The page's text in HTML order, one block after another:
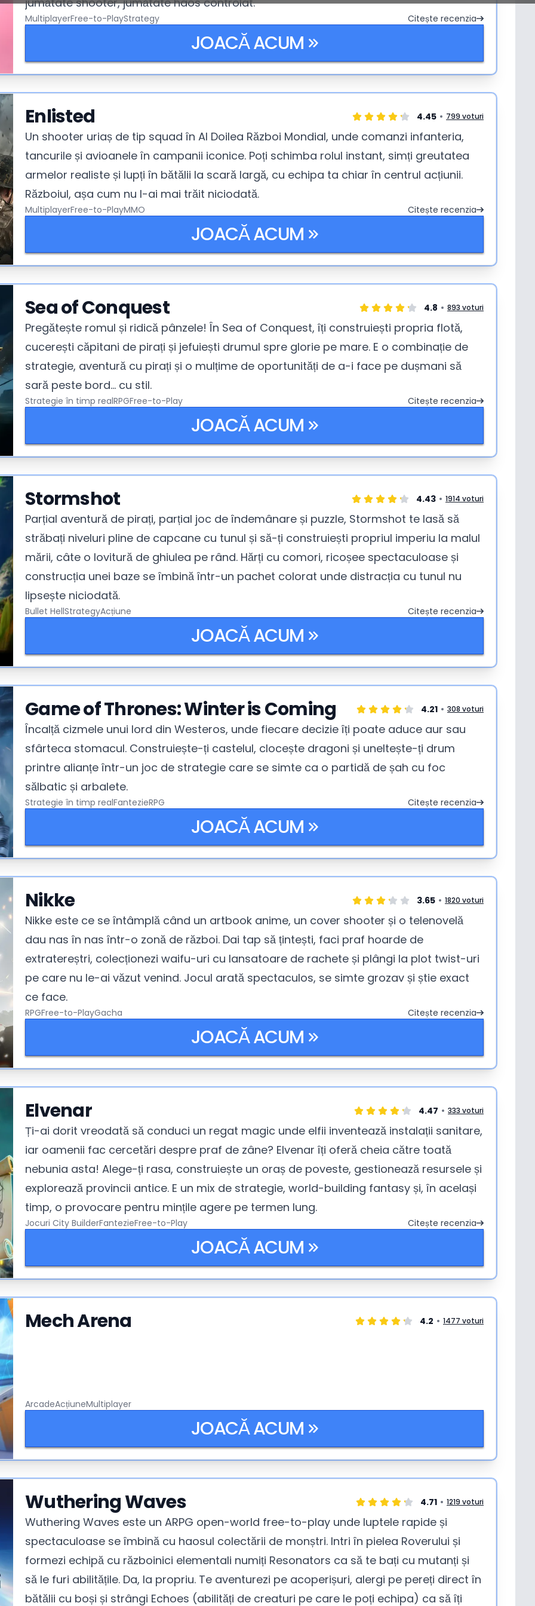
MultiplayerFree-to-PlayStrategy Citește recenzia
JOACĂ ACUM
Enlisted 4.45 799 voturi
Un shooter uriaș de tip squad în Al Doilea Război Mondial, unde comanzi infanteria,
tancurile și avioanele în campanii iconice. Poți schimba rolul instant, simți greutatea
armelor realiste și lupți în bătălii la scară largă, cu echipa ta chiar în centrul acțiunii.
Războiul, așa cum nu l-ai mai trăit niciodată.
MultiplayerFree-to-PlayMMO Citește recenzia
JOACĂ ACUM
Sea of Conquest 4.8 893 voturi
Pregătește romul și ridică pânzele! În Sea of Conquest, îți construiești propria flotă,
cucerești căpitani de pirați și jefuiești drumul spre glorie pe mare. E o combinație de
strategie, aventură cu pirați și o mulțime de oportunități de a-i face pe dușmani să
sară peste bord... cu stil.
Strategie în timp realRPGFree-to-Play Citește recenzia
JOACĂ ACUM
Stormshot 4.43 1914 voturi
Parțial aventură de pirați, parțial joc de îndemânare și puzzle, Stormshot te lasă să
străbați niveluri pline de capcane cu tunul și să-ți construiești propriul imperiu la malul
mării, câte o lovitură de ghiulea pe rând. Hărți cu comori, ricoșee spectaculoase și
construcția unei baze se îmbină într-un pachet colorat unde distracția cu tunul nu
lipsește niciodată.
Bullet HellStrategyAcțiune Citește recenzia
JOACĂ ACUM
Game of Thrones: Winter is Coming 4.21 308 voturi
Încalță cizmele unui lord din Westeros, unde fiecare decizie îți poate aduce aur sau
sfârteca stomacul. Construiește-ți castelul, clocește dragoni și uneltește-ți drum
printre alianțe într-un joc de strategie care se simte ca o partidă de șah cu foc
sălbatic și arbalete.
Strategie în timp realFantezieRPG Citește recenzia
JOACĂ ACUM
Nikke 3.65 1820 voturi
Nikke este ce se întâmplă când un artbook anime, un cover shooter și o telenovelă
dau nas în nas într-o zonă de război. Dai tap să țintești, faci praf hoarde de
extratereștri, colecționezi waifu-uri cu lansatoare de rachete și plângi la plot twist-uri
pe care nu le-ai văzut venind. Jocul arată spectaculos, se simte grozav și știe exact
ce face.
RPGFree-to-PlayGacha Citește recenzia
JOACĂ ACUM
Elvenar 4.47 333 voturi
Ți-ai dorit vreodată să conduci un regat magic unde elfii inventează instalații sanitare,
iar oamenii fac cercetări despre praf de zâne? Elvenar îți oferă cheia către toată
nebunia asta! Alege-ți rasa, construiește un oraș de poveste, gestionează resursele și
explorează provincii antice. E un mix de strategie, world-building fantasy și, în același
timp, o provocare pentru mințile agere pe termen lung.
Jocuri City BuilderFantezieFree-to-Play Citește recenzia
JOACĂ ACUM
Mech Arena 4.2 1477 voturi
ArcadeAcțiuneMultiplayer
JOACĂ ACUM
Wuthering Waves 4.71 1219 voturi
Wuthering Waves este un ARPG open-world free-to-play unde luptele rapide și
spectaculoase se îmbină cu haosul colectării de monștri. Intri în pielea Roverului și
formezi echipă cu războinici elementali numiți Resonators ca să te bați cu mutanți și
să le furi abilitățile. Da, la propriu. Te aventurezi pe acoperișuri, alergi pe pereți direct în
bătălii cu boși și strângi Echoes (abilități de creaturi pe care le poți echipa) ca să îți